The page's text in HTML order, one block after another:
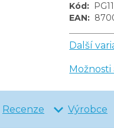
Kód:
EAN:
Další
Recenze Výrobce